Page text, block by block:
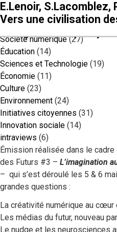
Filtre Thématique
Société numérique(27)
Éducation (14)
Sciences et Technologie (19)
Économie (11)
Culture (23)
Environnement (24)
Initiatives citoyennes (31)
Innovation sociale (14)
intraviews (6)
Christelle Guiraud : «
renaissances »
Émission réalisée dans le
des Futurs #3 – L’imagination
– qui s’est déroulé les 5 & 6
grandes questions :
La créativité numérique au cœur
Les médias du futur, nouveau
Le nudge et les neurosciences
Yacine Aït Kaci, Beb
Ariel Kyrou :
Eric Viennot, Yann
« Récits du monde
Jean-Claude Heudin et
La créativité
Sébastien Bohler,
Michel Besnier: «
Anne Rumin : « De la
résilience : quel chemin
Pia Benguigui et
post-militantisme
Arnaud Poissonnier et
Nature : no future ?
Marc Dufumier : «
de l’écologie »
E.Lenoir, S.Lacomblez,
Vers une civilisation